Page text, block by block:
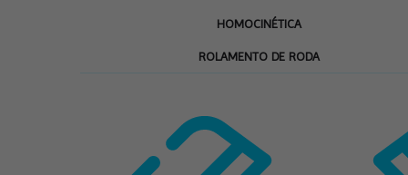
HOMOCINÉTICA
ROLAMENTO DE RODA